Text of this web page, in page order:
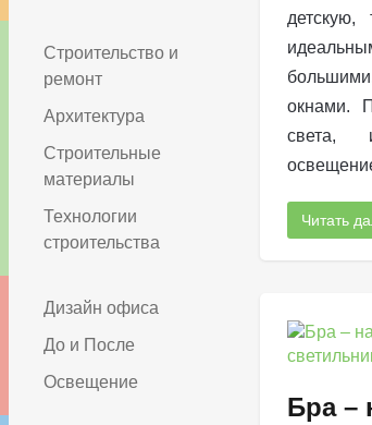
Строительство и
ремонт
Архитектура
Строительные
материалы
Технологии
строительства
Дизайн офиса
До и После
Освещение
окнами.
света,
Читать
Бра –